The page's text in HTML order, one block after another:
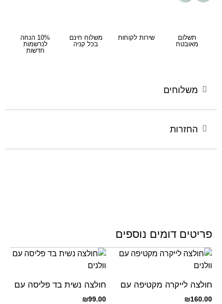
תשלום
מאובטח
שירות לקוחות
משלוח חינם
בכל קניה
10% הנחה
לנרשמות
חדשות
משלוחים
החזרות
פריטים דומים נוספים
חולצה לייקרה מקטיפה עם
וולנים ₪160.00
חולצה נשית בד פליסה עם
וולנים₪99.00